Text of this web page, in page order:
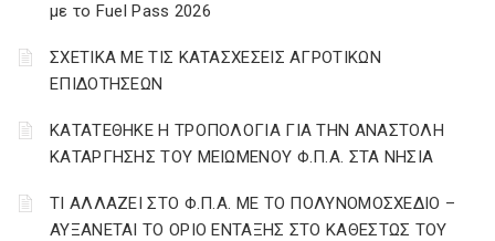
με το Fuel Pass 2026
ΣΧΕΤΙΚΑ ΜΕ ΤΙΣ ΚΑΤΑΣΧΕΣΕΙΣ ΑΓΡΟΤΙΚΩΝ
ΕΠΙΔΟΤΗΣΕΩΝ
ΚΑΤΑΤΕΘΗΚΕ Η ΤΡΟΠΟΛΟΓΙΑ ΓΙΑ ΤΗΝ ΑΝΑΣΤΟΛΗ
ΚΑΤΑΡΓΗΣΗΣ ΤΟΥ ΜΕΙΩΜΕΝΟΥ Φ.Π.Α. ΣΤΑ ΝΗΣΙΑ
ΤΙ ΑΛΛΑΖΕΙ ΣΤΟ Φ.Π.Α. ΜΕ ΤΟ ΠΟΛΥΝΟΜΟΣΧΕΔΙΟ –
ΑΥΞΑΝΕΤΑΙ ΤΟ ΟΡΙΟ ΕΝΤΑΞΗΣ ΣΤΟ ΚΑΘΕΣΤΩΣ ΤΟΥ